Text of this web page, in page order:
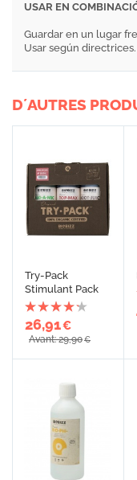
USAR EN
Guardar en un lugar
Usar según
D´AUTRES
Try-Pack
Stimulant Pack
26,91€
Avant: 29,90€